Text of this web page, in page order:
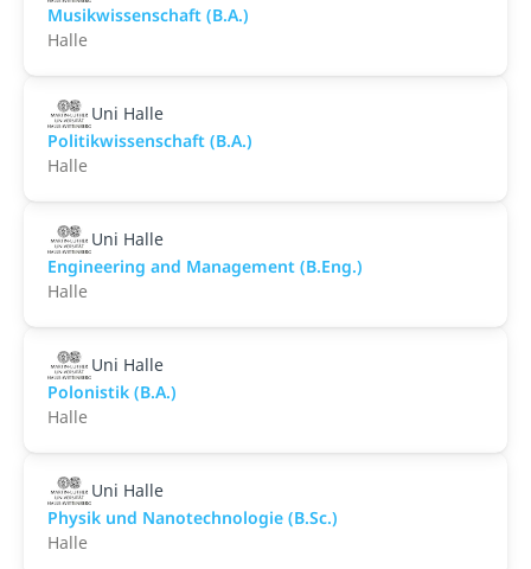
Musikwissenschaft (B.A.)
Halle
Uni Halle
Politikwissenschaft (B.A.)
Halle
Uni Halle
Engineering and Management (B.Eng.)
Halle
Uni Halle
Polonistik (B.A.)
Halle
Uni Halle
Physik und Nanotechnologie (B.Sc.)
Halle